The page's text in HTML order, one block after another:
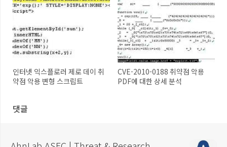
인터넷 익스플로러 제로 데이 취
약점 악용 변형 스크립트
CVE-2010-0188 취약점 악용
PDF에 대한 상세 분석
댓글